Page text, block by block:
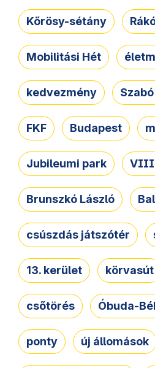
Kőrösy-sétány
Mobilitási Hét
kedvezmény
FKF Budapest
Jubileumi park
Brunszkó László
csúszdás játszótér
13. kerület körvasút
csőtörés Óbuda-
ponty új állomások